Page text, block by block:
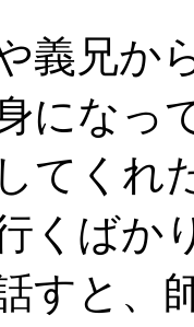
義兄か
になっ
てくれ
くばか
すと、